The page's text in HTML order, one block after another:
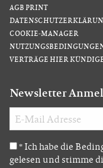
AGB PRINT
COOKIE-MANAGER
VERTRÄGE HIER
Newsletter
* Ich habe die
gelesen und stimme